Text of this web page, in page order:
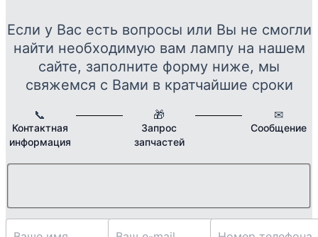
Если у Вас есть вопросы или Вы не смогли
найти необходимую вам лампу на нашем
сайте, заполните форму ниже, мы
свяжемся с Вами в кратчайшие сроки
📞
Контактная
информация
🎁
Запрос
запчастей
✉
Сообщение